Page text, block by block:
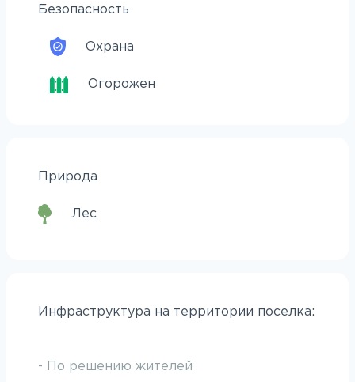
Безопасность
Охрана
Огорожен
Природа
Лес
Инфраструктура на территории поселка:
- По решению жителей